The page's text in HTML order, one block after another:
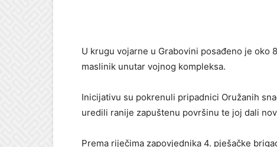
U krugu vojarne u Grabovini posađeno je oko
maslinik unutar vojnog kompleksa.
Inicijativu su pokrenuli pripadnici Oružanih
uredili ranije zapuštenu površinu te joj dali
Prema riječima zapovjednika 4. pješačke